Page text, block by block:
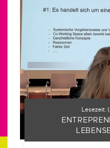
Lesezeit: (